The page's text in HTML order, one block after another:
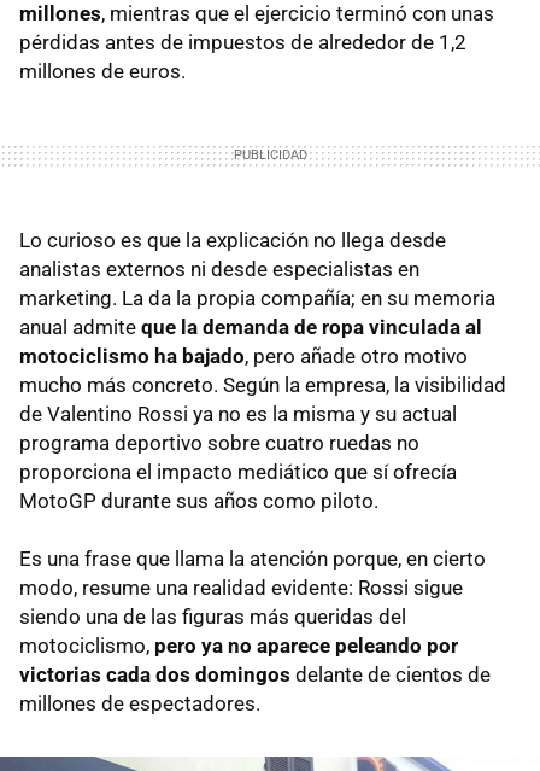
millones, mientras que el ejercicio terminó con unas
pérdidas antes de impuestos de alrededor de 1,2
millones de euros.
Lo curioso es que la explicación no llega desde
analistas externos ni desde especialistas en
marketing. La da la propia compañía; en su memoria
anual admite que la demanda de ropa vinculada al
motociclismo ha bajado, pero añade otro motivo
mucho más concreto. Según la empresa, la visibilidad
de Valentino Rossi ya no es la misma y su actual
programa deportivo sobre cuatro ruedas no
proporciona el impacto mediático que sí ofrecía
MotoGP durante sus años como piloto.
Es una frase que llama la atención porque, en cierto
modo, resume una realidad evidente: Rossi sigue
siendo una de las figuras más queridas del
motociclismo, pero ya no aparece peleando por
victorias cada dos domingos delante de cientos de
millones de espectadores.